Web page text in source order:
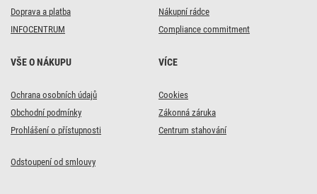
Doprava a platba
INFOCENTRUM
Nákupní rádce
Compliance commitment
VŠE O NÁKUPU
Ochrana osobních údajů
Obchodní podmínky
Prohlášení o přístupnosti
VÍCE
Cookies
Zákonná záruka
Centrum stahování
Odstoupení od smlouvy